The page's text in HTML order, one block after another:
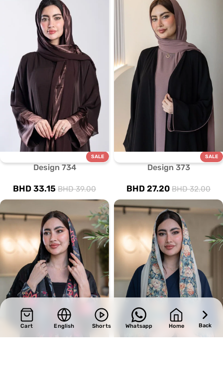
SALE
Design 373
BHD32.00
BHD 27.20
SALE
Design 734
BHD39.00
BHD 33.15
Back
Home
Whatsapp
Shorts
English
Cart